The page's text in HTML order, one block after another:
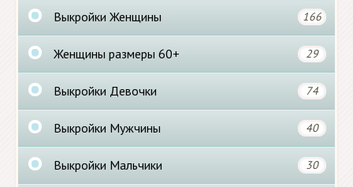
Выкройки Женщины 166
Женщины размеры 60+ 29
Выкройки Девочки 74
Выкройки Мужчины 40
Выкройки Мальчики 30